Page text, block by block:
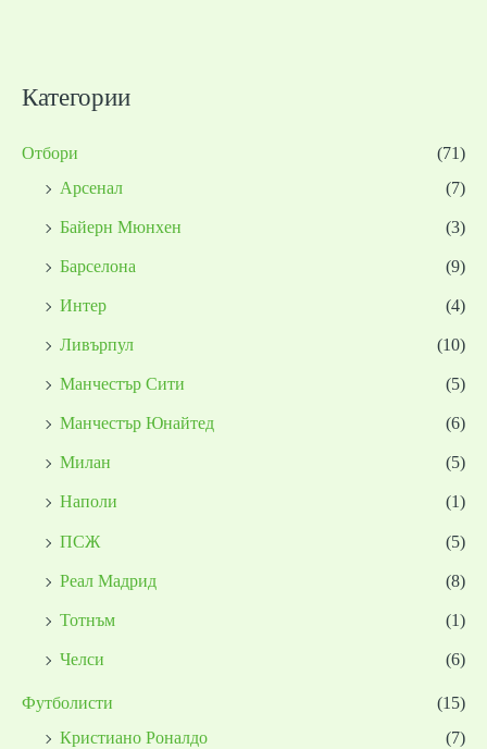
Категории
Отбори
(71)
Арсенал
(7)
Байерн Мюнхен
(3)
Барселона
(9)
Интер
(4)
Ливърпул
(10)
Манчестър Сити
(5)
Манчестър Юнайтед
(6)
Милан
(5)
Наполи
(1)
ПСЖ
(5)
Реал Мадрид
(8)
Тотнъм
(1)
Челси
(6)
Футболисти
(15)
Кристиано Роналдо
(7)